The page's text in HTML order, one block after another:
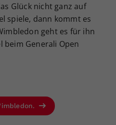
Glück nicht ganz auf
spiele, dann kommt es
geht es für ihn
beim Generali Open